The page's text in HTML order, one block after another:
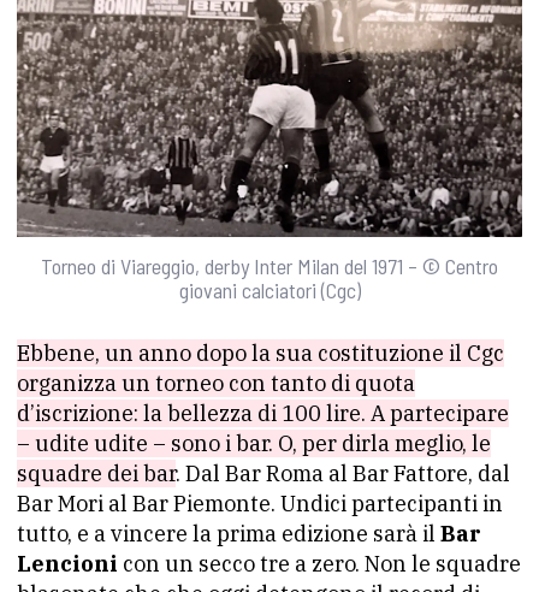
Torneo di Viareggio, derby Inter Milan del 1971 – © Centro
giovani calciatori (Cgc)
Ebbene, un anno dopo la sua costituzione il Cgc
organizza un torneo con tanto di quota
d’iscrizione: la bellezza di 100 lire. A partecipare
– udite udite – sono i bar. O, per dirla meglio, le
squadre dei bar. Dal Bar Roma al Bar Fattore, dal
Bar Mori al Bar Piemonte. Undici partecipanti in
tutto, e a vincere la prima edizione sarà il Bar
Lencioni con un secco tre a zero. Non le squadre